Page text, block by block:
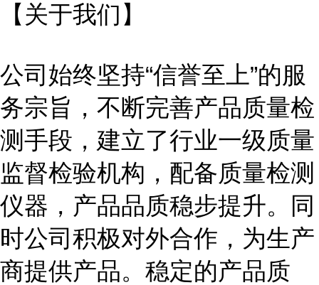
【关于我们】
公司始终坚持“信誉至上”的服
务宗旨，不断完善产品质量检
测手段，建立了行业一级质量
监督检验机构，配备质量检测
仪器，产品品质稳步提升。同
时公司积极对外合作，为生产
商提供产品。稳定的产品质